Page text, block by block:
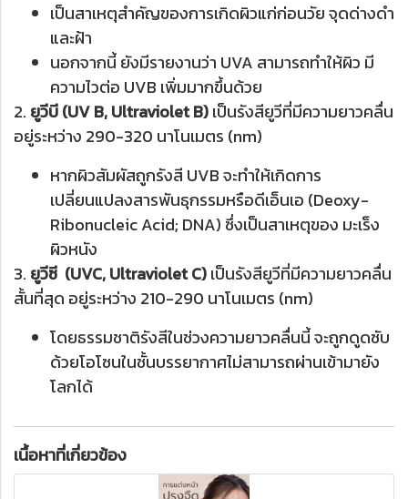
เป็นสาเหตุสำคัญของการเกิดผิวแก่ก่อนวัย จุดด่างดำ
และฝ้า
นอกจากนี้ ยังมีรายงานว่า UVA สามารถทำให้ผิว มี
ความไวต่อ UVB เพิ่มมากขึ้นด้วย
2. ยูวีบี (UV B, Ultraviolet B)เป็นรังสียูวีที่มีความยาวคลื่น
อยู่ระหว่าง 290-320 นาโนเมตร (nm)
หากผิวสัมผัสถูกรังสี UVB จะทำให้เกิดการ
เปลี่ยนแปลงสารพันธุกรรมหรือดีเอ็นเอ (Deoxy-
Ribonucleic Acid; DNA) ซึ่งเป็นสาเหตุของ มะเร็ง
ผิวหนัง
3. ยูวีซี (UVC, Ultraviolet C)เป็นรังสียูวีที่มีความยาวคลื่น
สั้นที่สุด อยู่ระหว่าง 210-290 นาโนเมตร (nm)
โดยธรรมชาติรังสีในช่วงความยาวคลื่นนี้ จะถูกดูดซับ
ด้วยโอโซนในชั้นบรรยากาศไม่สามารถผ่านเข้ามายัง
โลกได้
เนื้อหาที่เกี่ยวข้อง